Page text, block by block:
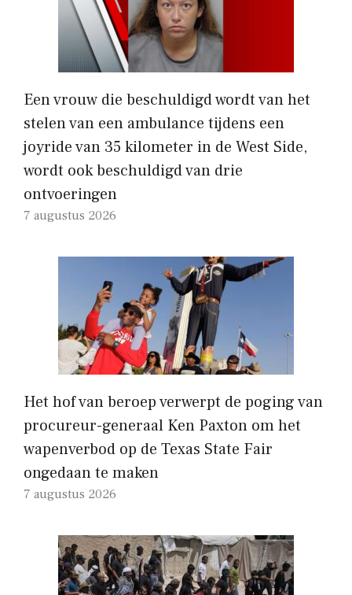
Een vrouw die beschuldigd wordt van het
stelen van een ambulance tijdens een
joyride van 35 kilometer in de West Side,
wordt ook beschuldigd van drie
ontvoeringen
7 augustus 2026
Het hof van beroep verwerpt de poging van
procureur-generaal Ken Paxton om het
wapenverbod op de Texas State Fair
ongedaan te maken
7 augustus 2026